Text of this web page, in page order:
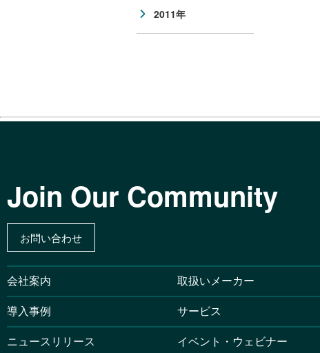
2011年
Join Our Community
お問い合わせ
会社案内 取扱いメーカー
導入事例
サービス
ニュースリリース
イベント・ウェビナー